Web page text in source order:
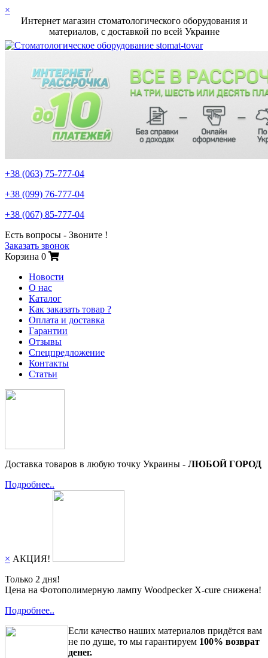
×
Интернет магазин стоматологического оборудования и
материалов, c доставкой по всей Украине
+38 (063) 75-777-04
+38 (099) 76-777-04
+38 (067) 85-777-04
Есть вопросы - Звоните !
Заказать звонок
Корзина 0
Новости
О нас
Каталог
Как заказать товар ?
Оплата и доставка
Гарантии
Отзывы
Спецпредложение
Контакты
Статьи
Доставка товаров в любую точку Украины - ЛЮБОЙ ГОРОД
Подробнее..
× АКЦИЯ!
Только 2 дня!
Цена на Фотополимерную лампу Woodpecker X-cure снижена!
Подробнее..
Если качество наших материалов придётся вам
не по душе, то мы гарантируем 100% возврат
денег.